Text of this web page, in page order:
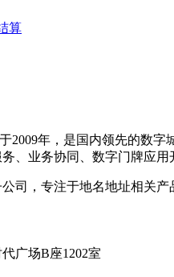
算
2009年，是国内领先的数
、业务协同、数字门牌应
司，专注于地名地址相关产
广场B座1202室